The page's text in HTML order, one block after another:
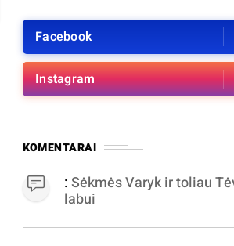
Facebook
Instagram
KOMENTARAI
:Sėkmės Varyk ir toliau
labui